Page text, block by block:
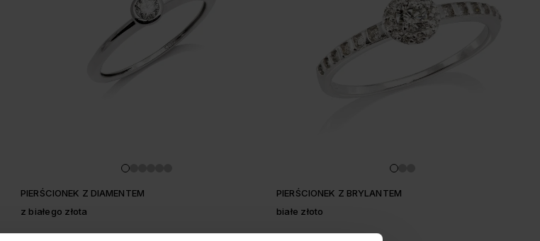
PIERŚCIONEK Z DIAMENTEM
z białego złota
PIERŚCIONEK Z BRYLANTEM
białe złoto